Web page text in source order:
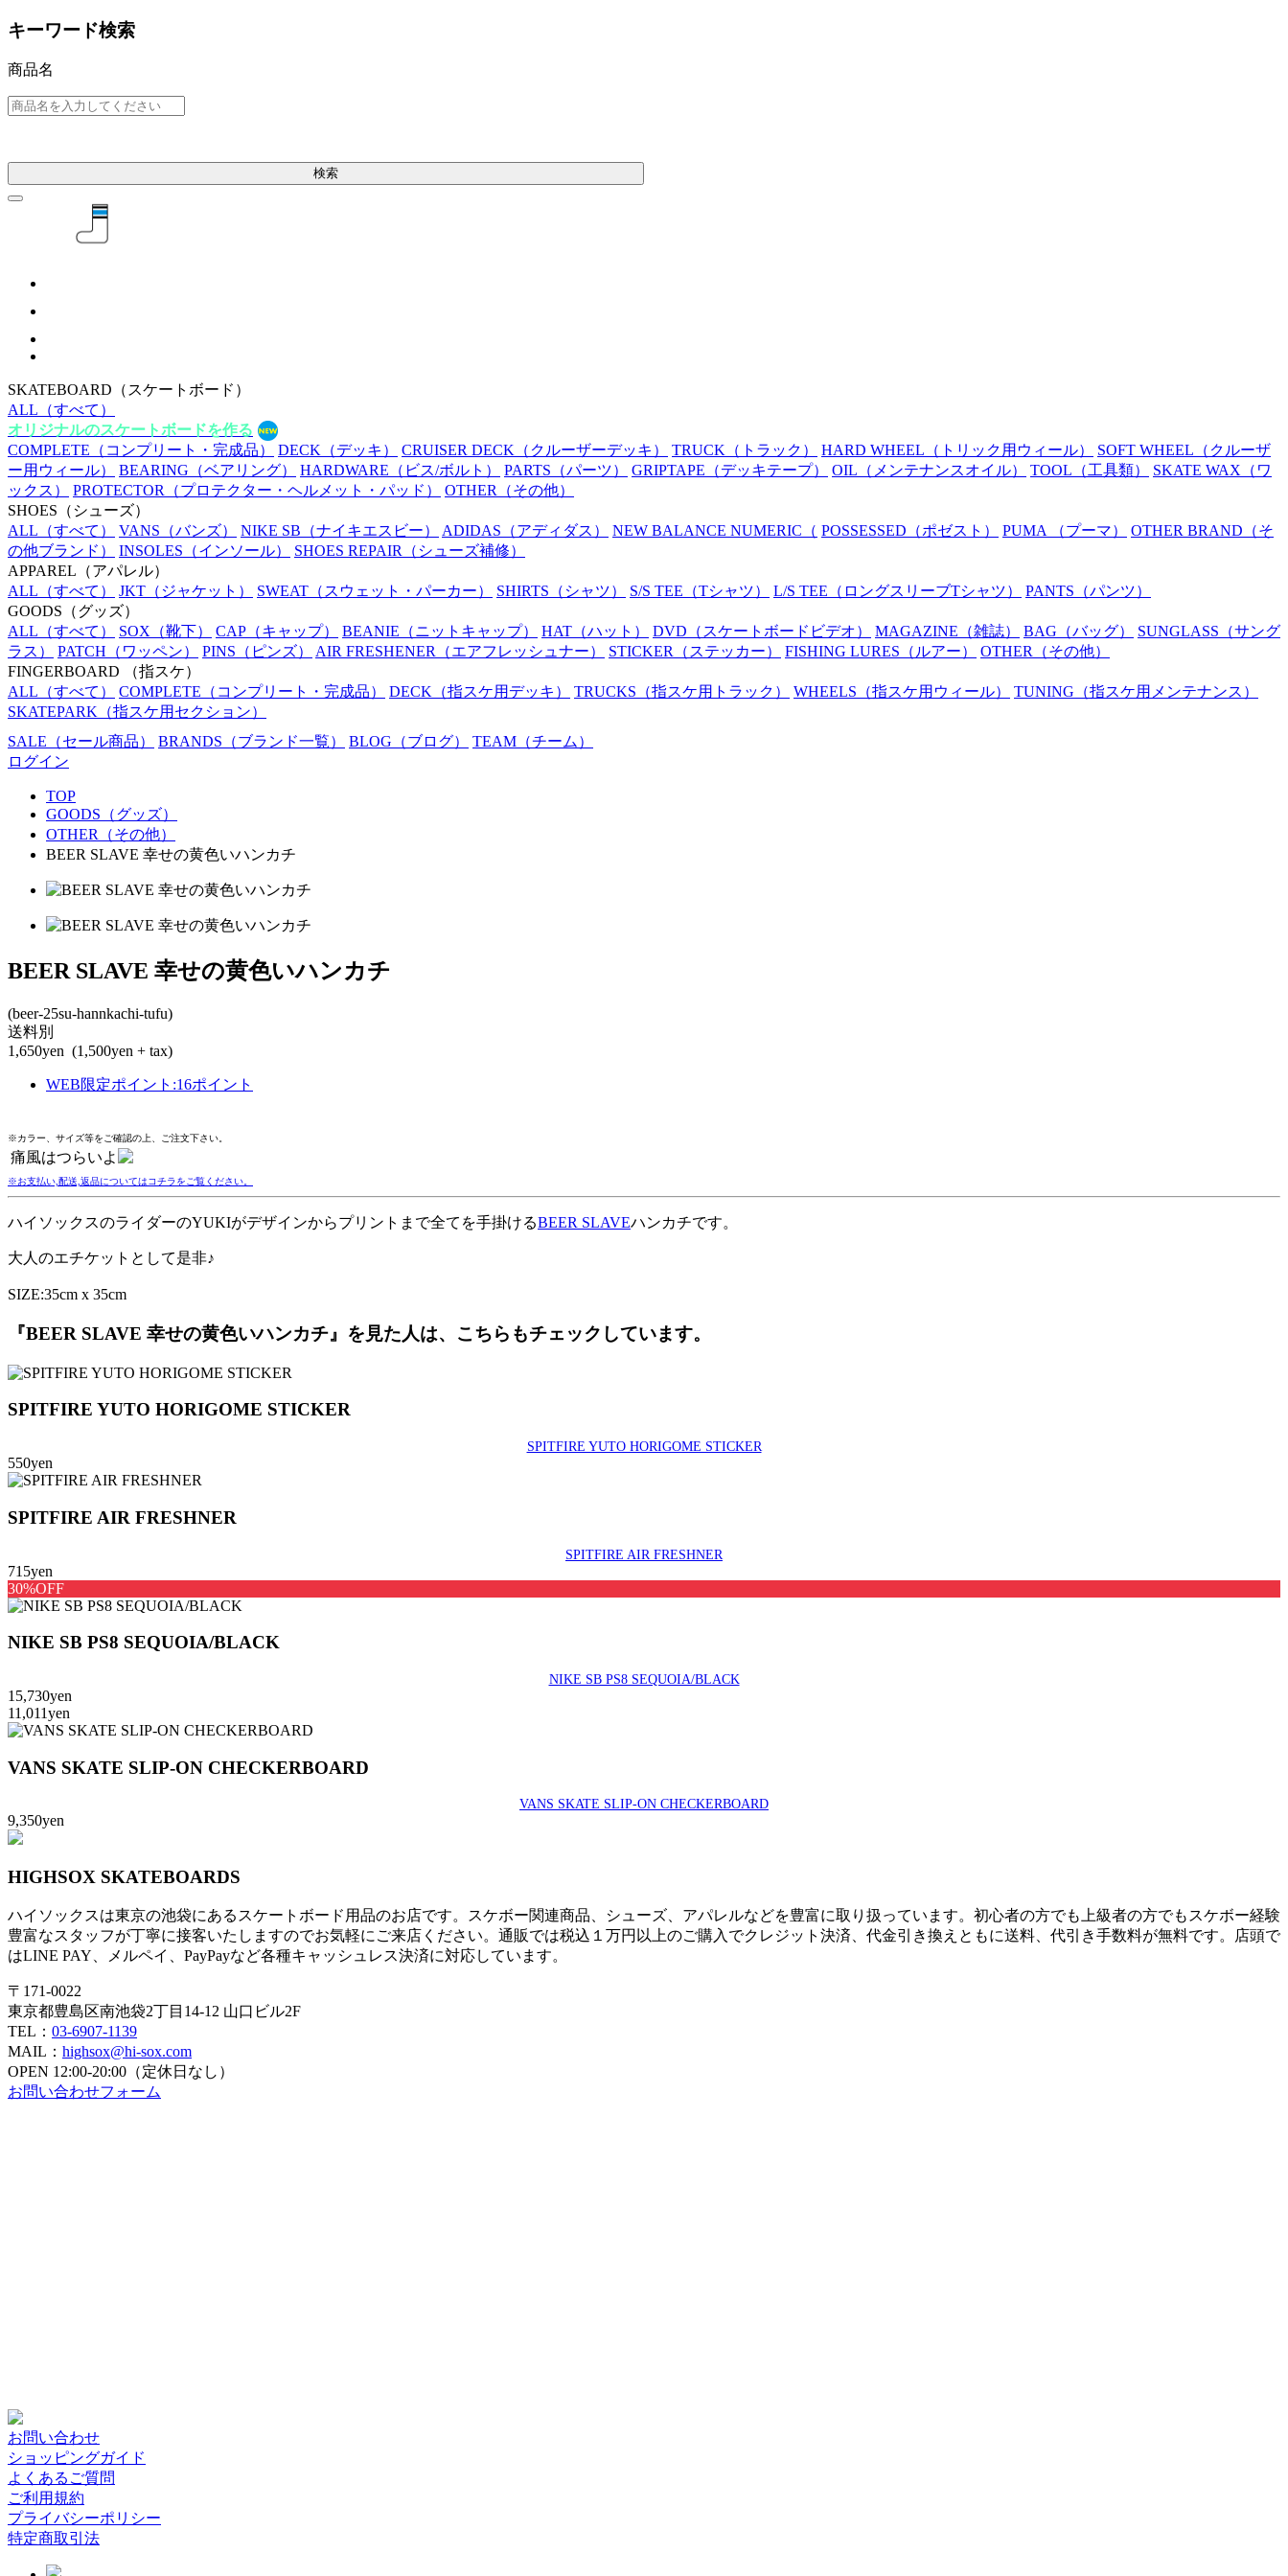
キーワード検索
商品名
検索
SKATEBOARD （スケートボード）
ALL （すべて）
オリジナルのスケートボードを作る
COMPLETE （コンプリート・完成品） DECK （デッキ） CRUISER DECK （クルーザーデッキ） TRUCK （トラック） HARD WHEEL （トリック用ウィール） SOFT WHEEL （クルーザ
ー用ウィール）
BEARING （ベアリング） HARDWARE （ビス/ボルト） PARTS （パーツ） GRIPTAPE （デッキテープ） OIL （メンテナンスオイル） TOOL （工具類） SKATE WAX （ワ
ックス）
PROTECTOR （プロテクター・ヘルメット・パッド） OTHER （その他）
SHOES （シューズ）
ALL （すべて） VANS （バンズ） NIKE SB （ナイキエスビー） ADIDAS （アディダス） NEW BALANCE NUMERIC （ POSSESSED （ポゼスト） PUMA （プーマ） OTHER BRAND （そ
の他ブランド）
INSOLES （インソール） SHOES REPAIR （シューズ補修）
APPAREL （アパレル）
ALL （すべて） JKT （ジャケット） SWEAT （スウェット・パーカー） SHIRTS （シャツ） S/S TEE （Tシャツ） L/S TEE （ロングスリーブTシャツ） PANTS （パンツ）
GOODS （グッズ）
ALL （すべて） SOX （靴下） CAP （キャップ） BEANIE （ニットキャップ） HAT （ハット） DVD （スケートボードビデオ） MAGAZINE （雑誌） BAG （バッグ） SUNGLASS （サング
ラス）
PATCH （ワッペン） PINS （ピンズ） AIR FRESHENER （エアフレッシュナー） STICKER （ステッカー） FISHING LURES （ルアー） OTHER （その他）
FINGERBOARD
（指スケ）
ALL （すべて） COMPLETE （コンプリート・完成品） DECK （指スケ用デッキ） TRUCKS （指スケ用トラック） WHEELS （指スケ用ウィール） TUNING （指スケ用メンテナンス）
SKATEPARK （指スケ用セクション）
SALE （セール商品） BRANDS （ブランド一覧） BLOG （ブログ） TEAM （チーム）
ログイン
TOP
GOODS（グッズ）
OTHER（その他）
BEER SLAVE 幸せの黄色いハンカチ
BEER SLAVE 幸せの黄色いハンカチ
(beer-25su-hannkachi-tufu)
送料別
1,650yen (1,500yen + tax)
WEB限定ポイント :16ポイント
※カラー、サイズ等をご確認の上、ご注文下さい。
痛風はつらいよ
※お支払い,配送,返品についてはコチラをご覧ください。
ハイソックスのライダーのYUKIがデザインからプリントまで全てを手掛けるBEER SLAVEハンカチです。
大人のエチケットとして是非♪
SIZE:35cm x 35cm
『BEER SLAVE 幸せの黄色いハンカチ』を見た人は、こちらもチェックしています。
SPITFIRE YUTO HORIGOME STICKER
SPITFIRE YUTO HORIGOME STICKER
550yen
SPITFIRE AIR FRESHNER
SPITFIRE AIR FRESHNER
715yen
30%OFF
NIKE SB PS8 SEQUOIA/BLACK
NIKE SB PS8 SEQUOIA/BLACK
15,730yen
11,011yen
VANS SKATE SLIP-ON CHECKERBOARD
VANS SKATE SLIP-ON CHECKERBOARD
9,350yen
HIGHSOX SKATEBOARDS
ハイソックスは東京の池袋にあるスケートボード用品のお店です。スケボー関連商品、シューズ、アパレルなどを豊富に取り扱っています。初心者の方でも上級者の方でもスケボー経験
豊富なスタッフが丁寧に接客いたしますのでお気軽にご来店ください。通販では税込１万円以上のご購入でクレジット決済、代金引き換えともに送料、代引き手数料が無料です。店頭で
はLINE PAY、メルペイ、PayPayなど各種キャッシュレス決済に対応しています。
〒171-0022
東京都豊島区南池袋2丁目14-12 山口ビル2F
TEL： 03-6907-1139
MAIL： highsox@hi-sox.com
OPEN 12:00-20:00（定休日なし）
お問い合わせフォーム
お問い合わせ
ショッピングガイド
よくあるご質問
ご利用規約
プライバシーポリシー
特定商取引法